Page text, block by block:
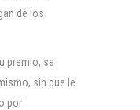
de los
premio, se
sin que le
por